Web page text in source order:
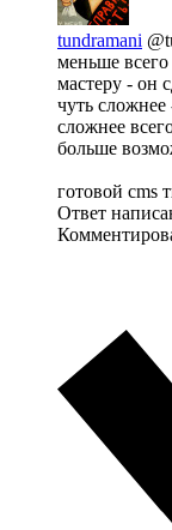
tundramani
меньше
мастеру - он
чуть сложнее
сложнее
больше
готовой cms
Ответ